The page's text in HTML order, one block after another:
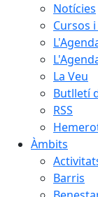
Notícies
Cursos
La Veu
Butlletí
RSS
Àmbits
Barris